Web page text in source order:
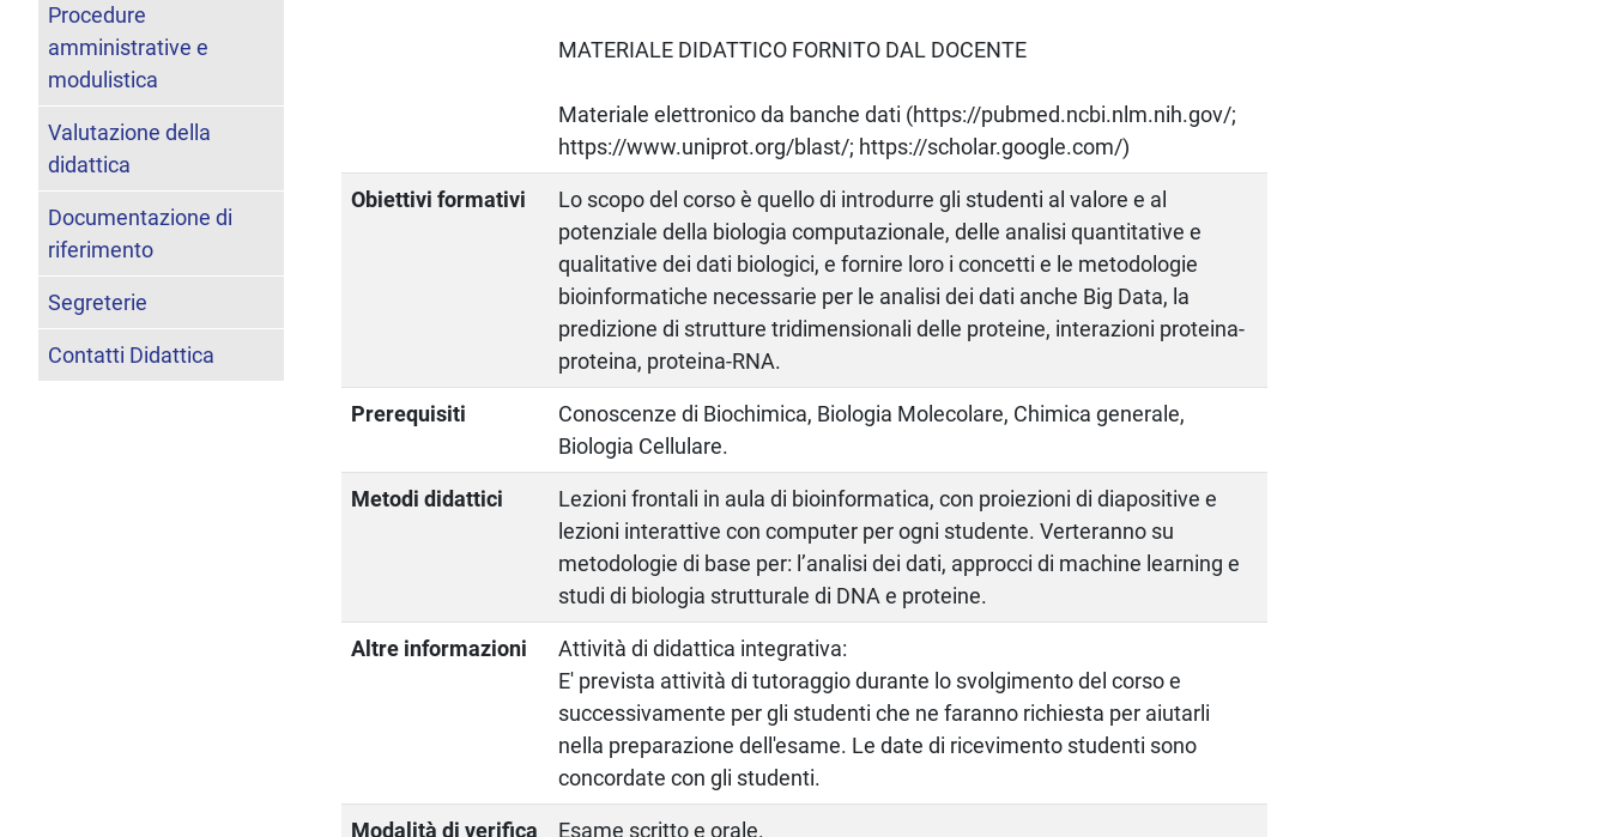
MATERIALE DIDATTICO FORNITO DAL DOCENTE
Materiale elettronico da banche dati (https://pubmed.ncbi.nlm.nih.gov/;
https://www.uniprot.org/blast/; https://scholar.google.com/)
Obiettivi formativi
Lo scopo del corso è quello di introdurre gli studenti al valore e al
potenziale della biologia computazionale, delle analisi quantitative e
qualitative dei dati biologici, e fornire loro i concetti e le metodologie
bioinformatiche necessarie per le analisi dei dati anche Big Data, la
predizione di strutture tridimensionali delle proteine, interazioni proteina-
proteina, proteina-RNA.
Prerequisiti
Conoscenze di Biochimica, Biologia Molecolare, Chimica generale,
Biologia Cellulare.
Metodi didattici
Lezioni frontali in aula di bioinformatica, con proiezioni di diapositive e
lezioni interattive con computer per ogni studente. Verteranno su
metodologie di base per: l’analisi dei dati, approcci di machine learning e
studi di biologia strutturale di DNA e proteine.
Altre informazioni
Attività di didattica integrativa:
E' prevista attività di tutoraggio durante lo svolgimento del corso e
successivamente per gli studenti che ne faranno richiesta per aiutarli
nella preparazione dell'esame. Le date di ricevimento studenti sono
concordate con gli studenti.
Modalità di verifica
Esame scritto e orale.
Procedure
amministrative e
modulistica
Valutazione della
didattica
Documentazione di
riferimento
Segreterie
Contatti Didattica